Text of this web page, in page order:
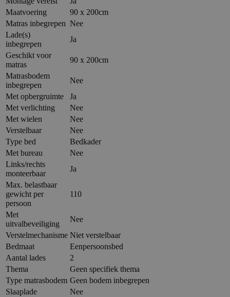
Maatvoering
90 x 200cm
Matras inbegrepen Nee
Lade(s)
inbegrepen
Ja
Geschikt voor
matras
90 x 200cm
Matrasbodem
inbegrepen
Nee
Met opbergruimte
Ja
Met verlichting
Nee
Met wielen
Nee
Verstelbaar
Nee
Type bed
Bedkader
Met bureau
Nee
Links/rechts
monteerbaar
Ja
Max. belastbaar
gewicht per
persoon
110
Met
uitvalbeveiliging
Nee
Verstelmechanisme Niet verstelbaar
Bedmaat
Eenpersoonsbed
Aantal lades
2
Thema
Geen specifiek thema
Type matrasbodem Geen bodem inbegrepen
Slaaplade
Nee